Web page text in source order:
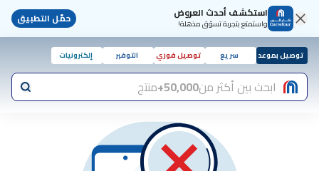
استكشف أحدث العروض
واستمتع بتجربة تسوّق مذهلة! حمّل التطبيق
توصيل بموعد سريع توصيل فوري التوفير إلكترونيات
ابحث بين أكثر من50,000+ منتج